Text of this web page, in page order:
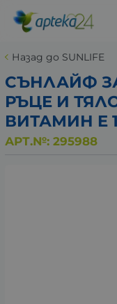
Назад до SUNLIFE
СЪНЛАЙФ
РЪЦЕ И
ВИТАМИН E
АРТ.№: 295988